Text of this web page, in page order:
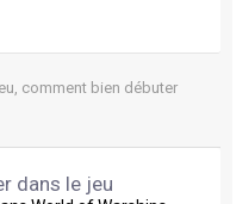
comment bien débuter
dans le jeu